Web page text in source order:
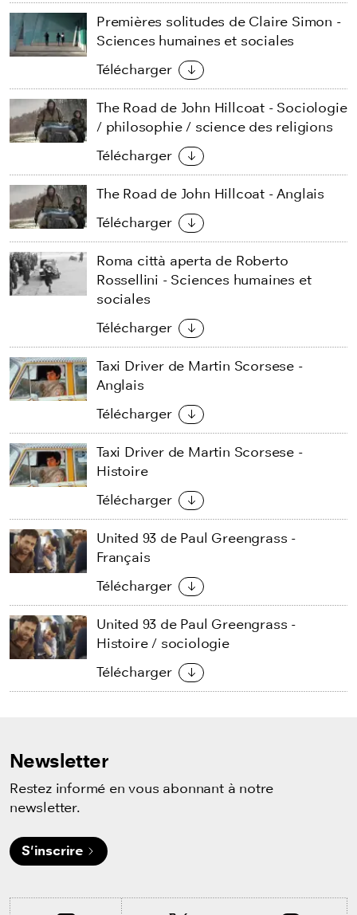
Premières solitudes de Claire Simon -
Sciences humaines et sociales
Télécharger
The Road de John Hillcoat - Sociologie
/ philosophie / science des religions
Télécharger
The Road de John Hillcoat - Anglais
Télécharger
Roma città aperta de Roberto
Rossellini - Sciences humaines et
sociales
Télécharger
Taxi Driver de Martin Scorsese -
Anglais
Télécharger
Taxi Driver de Martin Scorsese -
Histoire
Télécharger
United 93 de Paul Greengrass -
Français
Télécharger
United 93 de Paul Greengrass -
Histoire / sociologie
Télécharger
Newsletter
Restez informé en vous abonnant à notre
newsletter.
S'inscrire